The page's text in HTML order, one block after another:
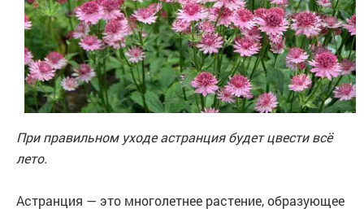
При правильном уходе астранция будет цвести всё
лето.
Астранция — это многолетнее растение, образующее